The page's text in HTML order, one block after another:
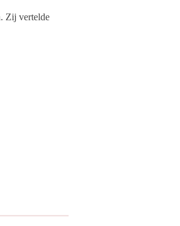
Zij vertelde